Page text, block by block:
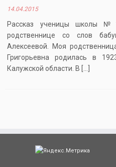
14.04.2015
Рассказ ученицы школы
родственнице со слов
Алексеевой. Моя
Григорьевна родилась в
Калужской области. В […]